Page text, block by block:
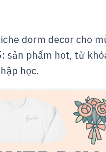
dorm decor cho
sản phẩm hot, từ
học.